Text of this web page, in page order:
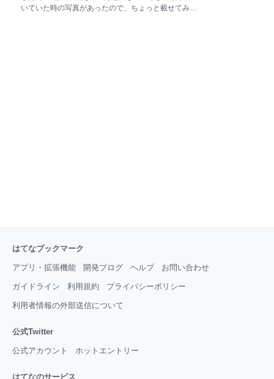
いていた時の写真があったので、ちょっと載せてみよ
はてなブックマーク
アプリ・拡張機能 開発ブログ ヘルプ お問い合わせ
ガイドライン 利用規約 プライバシーポリシー
利用者情報の外部送信について
公式Twitter
公式アカウント ホットエントリー
はてなのサービス